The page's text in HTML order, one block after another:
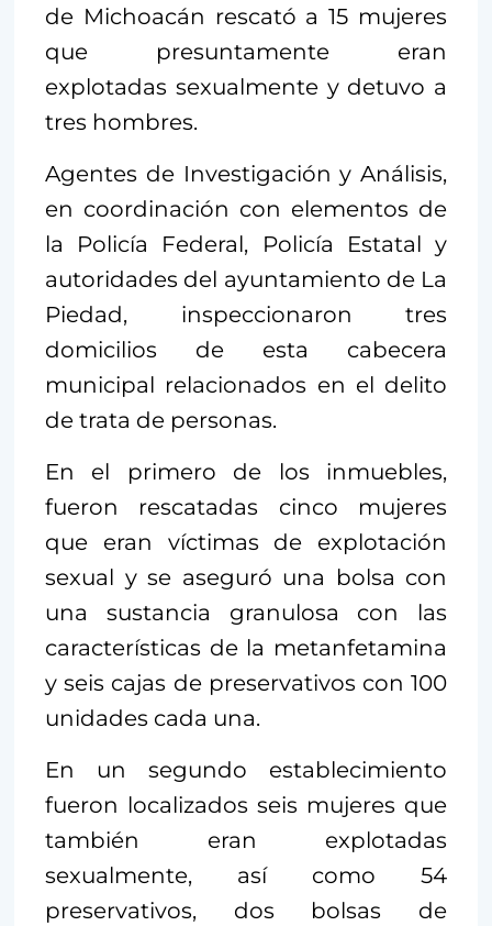
de Michoacán rescató a 15 mujeres
que presuntamente eran
explotadas sexualmente y detuvo a
tres hombres.
Agentes de Investigación y Análisis,
en coordinación con elementos de
la Policía Federal, Policía Estatal y
autoridades del ayuntamiento de La
Piedad, inspeccionaron tres
domicilios de esta cabecera
municipal relacionados en el delito
de trata de personas.
En el primero de los inmuebles,
fueron rescatadas cinco mujeres
que eran víctimas de explotación
sexual y se aseguró una bolsa con
una sustancia granulosa con las
características de la metanfetamina
y seis cajas de preservativos con 100
unidades cada una.
En un segundo establecimiento
fueron localizados seis mujeres que
también eran explotadas
sexualmente, así como 54
preservativos, dos bolsas de